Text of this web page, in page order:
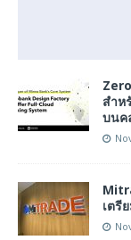
สำห
บนค
เตรี